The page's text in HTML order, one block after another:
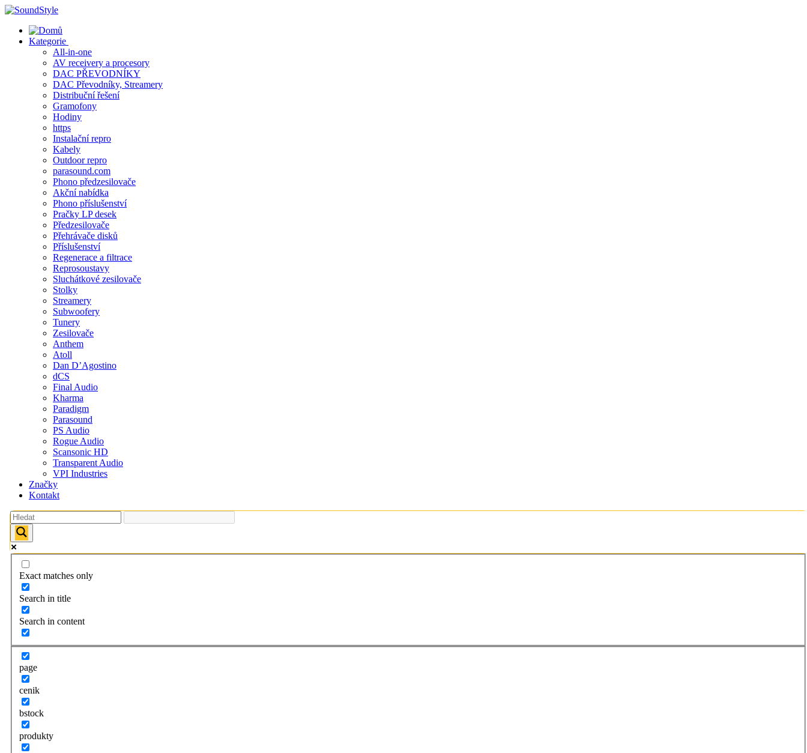
Skip
content
Kategorie
All-in-one
AV receivery a procesory
DAC PŘEVODNÍKY
DAC Převodníky, Streamery
Distribuční řešení
Gramofony
Hodiny
https
Instalační repro
Kabely
Outdoor repro
parasound.com
Phono předzesilovače
Akční nabídka
Phono příslušenství
Pračky LP desek
Předzesilovače
Přehrávače disků
Příslušenství
Regenerace a filtrace
Reprosoustavy
Sluchátkové zesilovače
Stolky
Streamery
Subwoofery
Tunery
Zesilovače
Anthem
Atoll
Dan D’Agostino
dCS
Final Audio
Kharma
Paradigm
Parasound
PS Audio
Rogue Audio
Scansonic HD
Transparent Audio
VPI Industries
Značky
Kontakt
Exact matches only
Search in title
Search in content
page
cenik
bstock
produkty